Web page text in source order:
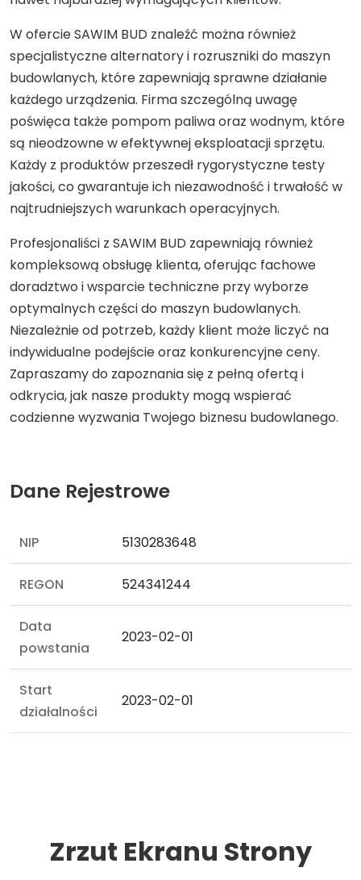
W ofercie SAWIM BUD znaleźć można również
specjalistyczne alternatory i rozruszniki do maszyn
budowlanych, które zapewniają sprawne działanie
każdego urządzenia. Firma szczególną uwagę
poświęca także pompom paliwa oraz wodnym, które
są nieodzowne w efektywnej eksploatacji sprzętu.
Każdy z produktów przeszedł rygorystyczne testy
jakości, co gwarantuje ich niezawodność i trwałość w
najtrudniejszych warunkach operacyjnych.
Profesjonaliści z SAWIM BUD zapewniają również
kompleksową obsługę klienta, oferując fachowe
doradztwo i wsparcie techniczne przy wyborze
optymalnych części do maszyn budowlanych.
Niezależnie od potrzeb, każdy klient może liczyć na
indywidualne podejście oraz konkurencyjne ceny.
Zapraszamy do zapoznania się z pełną ofertą i
odkrycia, jak nasze produkty mogą wspierać
codzienne wyzwania Twojego biznesu budowlanego.
Dane Rejestrowe
NIP 5130283648
REGON 524341244
Data
powstania
2023-02-01
Start
działalności
2023-02-01
Zrzut Ekranu Strony